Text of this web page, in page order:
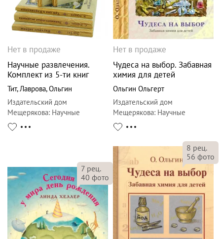
Нет в продаже
Научные развлечения.
Комплект из 5-ти книг
Тит,Лаврова,Ольгин
Издательский дом
Мещерякова: Научные
развлечения
Нет в продаже
Чудеса на выбор. Забавная
химия для детей
Ольгин Ольгерт
Издательский дом
Мещерякова: Научные
развлечения
7 рец.
40 фото
8 рец.
56 фото